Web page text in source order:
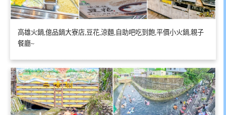
高雄火鍋,億品鍋大寮店,豆花,涼麵,自助吧吃到飽,平價小火鍋,親子
餐廳~